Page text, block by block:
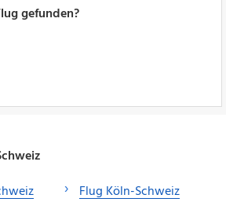
gefunden?
Flug Köln-Schweiz